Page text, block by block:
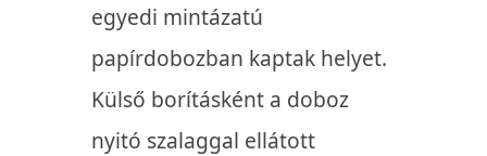
egyedi mintázatú
papírdobozban kaptak helyet.
Külső borításként a doboz
nyitó szalaggal ellátott